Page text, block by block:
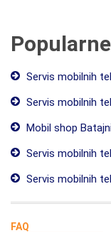
Servis mobilnih
Servis mobilnih
Mobil shop
Servis mobilnih
Servis mobilnih
FAQ